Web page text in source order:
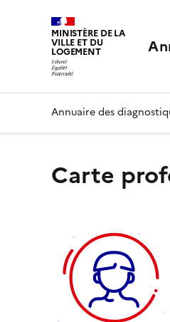
MINISTÈRE DE LA
VILLE ET DU
LOGEMENT
Annuaire des
Carte